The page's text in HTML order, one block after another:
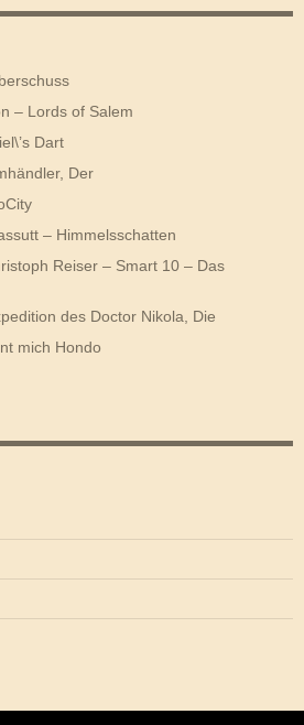
– Lords of Salem
Dart
Der
– Himmelsschatten
Reiser – Smart 10 – Das
des Doctor Nikola, Die
mich Hondo